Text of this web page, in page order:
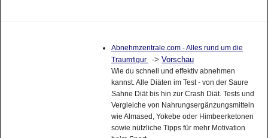
Abnehmzentrale.com - Alles rund um die
Traumfigur
-> Vorschau
Wie du schnell und effektiv abnehmen
kannst. Alle Diäten im Test - von der Saure
Sahne Diät bis hin zur Crash Diät. Tests und
Vergleiche von Nahrungsergänzungsmitteln
wie Almased, Yokebe oder Himbeerketonen
sowie nützliche Tipps für mehr Motivation